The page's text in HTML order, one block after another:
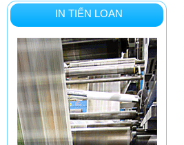
IN TIẾN LOAN